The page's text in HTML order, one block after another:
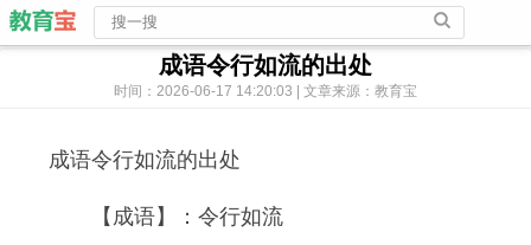
成语令行如流的出处
时间：2026-06-17 14:20:03 | 文章来源：教育宝
成语令行如流的出处
【成语】：令行如流